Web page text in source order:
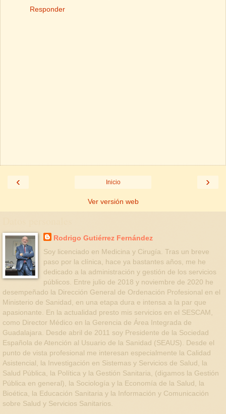
Responder
‹ ›
Inicio
Ver versión web
Rodrigo Gutiérrez Fernández
Soy licenciado en Medicina y Cirugía. Tras un breve
paso por la clínica, hace ya bastantes años, me he
dedicado a la administración y gestión de los servicios
públicos. Entre julio de 2018 y noviembre de 2020 he
desempeñado la Dirección General de Ordenación Profesional en el
Ministerio de Sanidad, en una etapa dura e intensa a la par que
apasionante. En la actualidad presto mis servicios en el SESCAM,
como Director Médico en la Gerencia de Área Integrada de
Guadalajara. Desde abril de 2011 soy Presidente de la Sociedad
Española de Atención al Usuario de la Sanidad (SEAUS). Desde el
punto de vista profesional me interesan especialmente la Calidad
Asistencial, la Investigación en Sistemas y Servicios de Salud, la
Salud Pública, la Política y la Gestión Sanitaria, (digamos la Gestión
Pública en general), la Sociología y la Economía de la Salud, la
Bioética, la Educación Sanitaria y la Información y Comunicación
sobre Salud y Servicios Sanitarios.